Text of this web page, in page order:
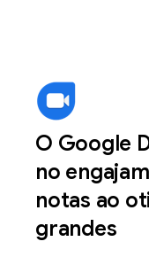
O Google
no
notas ao
grandes